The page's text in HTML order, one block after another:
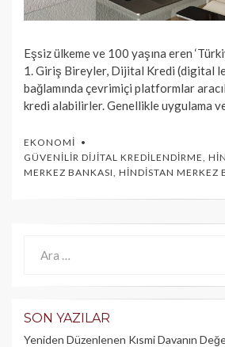
Eşsiz ülkeme ve 100 yaşına eren
1. Giriş Bireyler, Dijital Kredi (digital
bağlamında çevrimiçi platformlar
kredi alabilirler. Genellikle uygulama
EKONOMI
GÜVENILIR DIJITAL KREDILENDIRME
MERKEZ BANKASI HINDISTAN MERKEZ
SON YAZILAR
Yeniden Düzenlenen Kısmi Davanın